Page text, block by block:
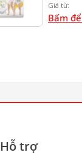
Giá từ:
Bấm
Hỗ trợ